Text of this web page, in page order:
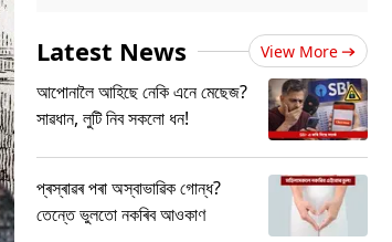
Latest News View More
আপোনালৈ আহিছে নেকি এনে মেছেজ?
সাৱধান, লুটি নিব সকলো ধন!
প্ৰস্ৰাৱৰ পৰা অস্বাভাৱিক গোন্ধ?
তেন্তে ভুলতো নকৰিব আওকাণ